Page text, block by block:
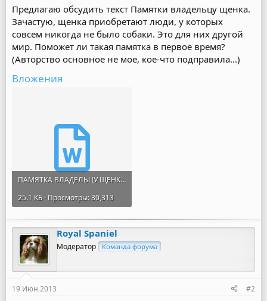
Предлагаю обсудить текст Памятки владельцу щенка.
Зачастую, щенка приобретают люди, у которых
совсем никогда не было собаки. Это для них другой
мир. Поможет ли такая памятка в первое время?
(Авторство основное не мое, кое-что подправила...)
Вложения
ПАМЯТКА ВЛАДЕЛЬЦУ ЩЕНКА.docx
25.1 КБ · Просмотры: 30,313
Royal Spaniel
Модератор Команда форума
19 Июн 2013 #2